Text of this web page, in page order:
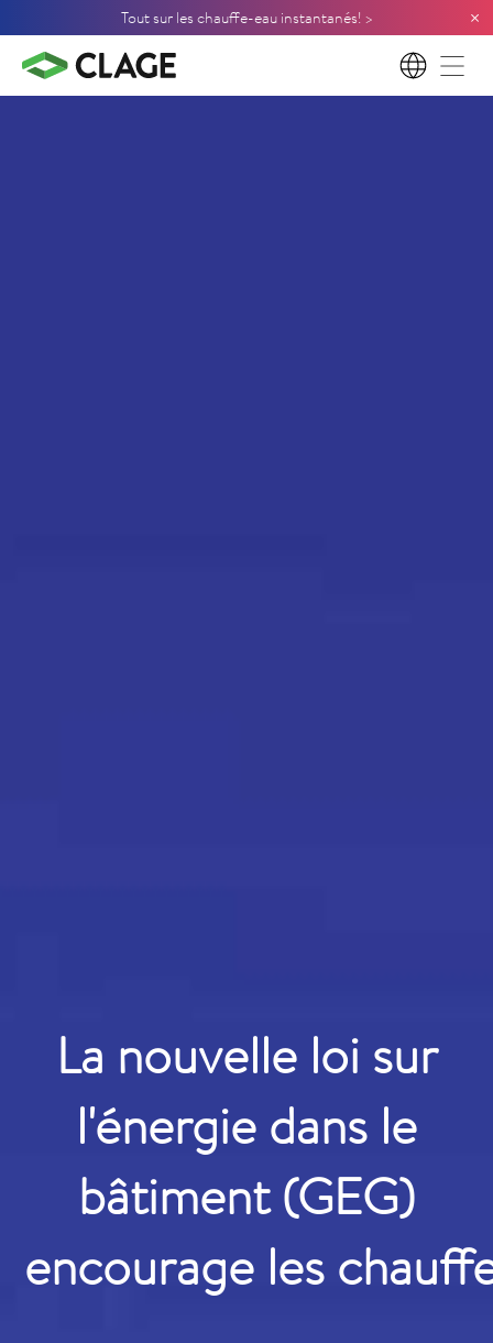
Tout sur les chauffe-eau instantanés! > ×
FR
La nouvelle loi sur
l'énergie dans le
bâtiment (GEG)
encourage les